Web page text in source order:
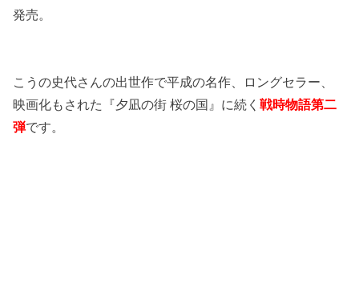
発売。
こうの史代さんの出世作で平成の名作、ロングセラー、
映画化もされた『夕凪の街 桜の国』に続く戦時物語第二
弾です。